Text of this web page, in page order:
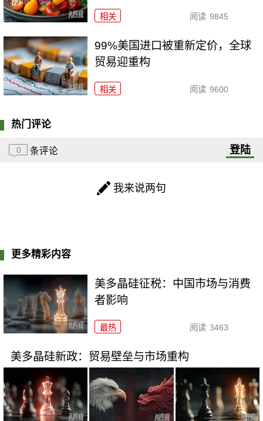
相关 阅读 9845
99%美国进口被重新定价，全球
贸易迎重构
相关 阅读 9600
热门评论
0 条评论 登陆
我来说两句
更多精彩内容
美多晶硅征税：中国市场与消费
者影响
最热 阅读 3463
美多晶硅新政：贸易壁垒与市场重构